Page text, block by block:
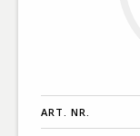
ART. NR.